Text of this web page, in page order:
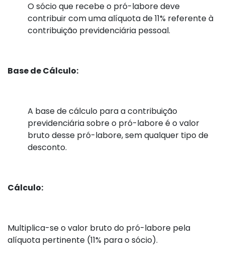
O sócio que recebe o pró-labore deve
contribuir com uma alíquota de 11% referente à
contribuição previdenciária pessoal.
Base de Cálculo:
A base de cálculo para a contribuição
previdenciária sobre o pró-labore é o valor
bruto desse pró-labore, sem qualquer tipo de
desconto.
Cálculo:
Multiplica-se o valor bruto do pró-labore pela
alíquota pertinente (11% para o sócio).